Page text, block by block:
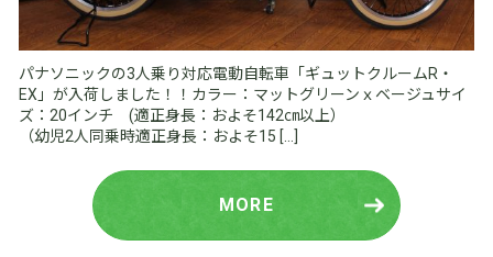
パナソニックの3人乗り対応電動自転車「ギュットクルームR・
EX」が入荷しました！！カラー：マットグリーンｘベージュサイ
ズ：20インチ (適正身長：およそ142㎝以上）
（幼児2人同乗時適正身長：およそ15 […]
MORE